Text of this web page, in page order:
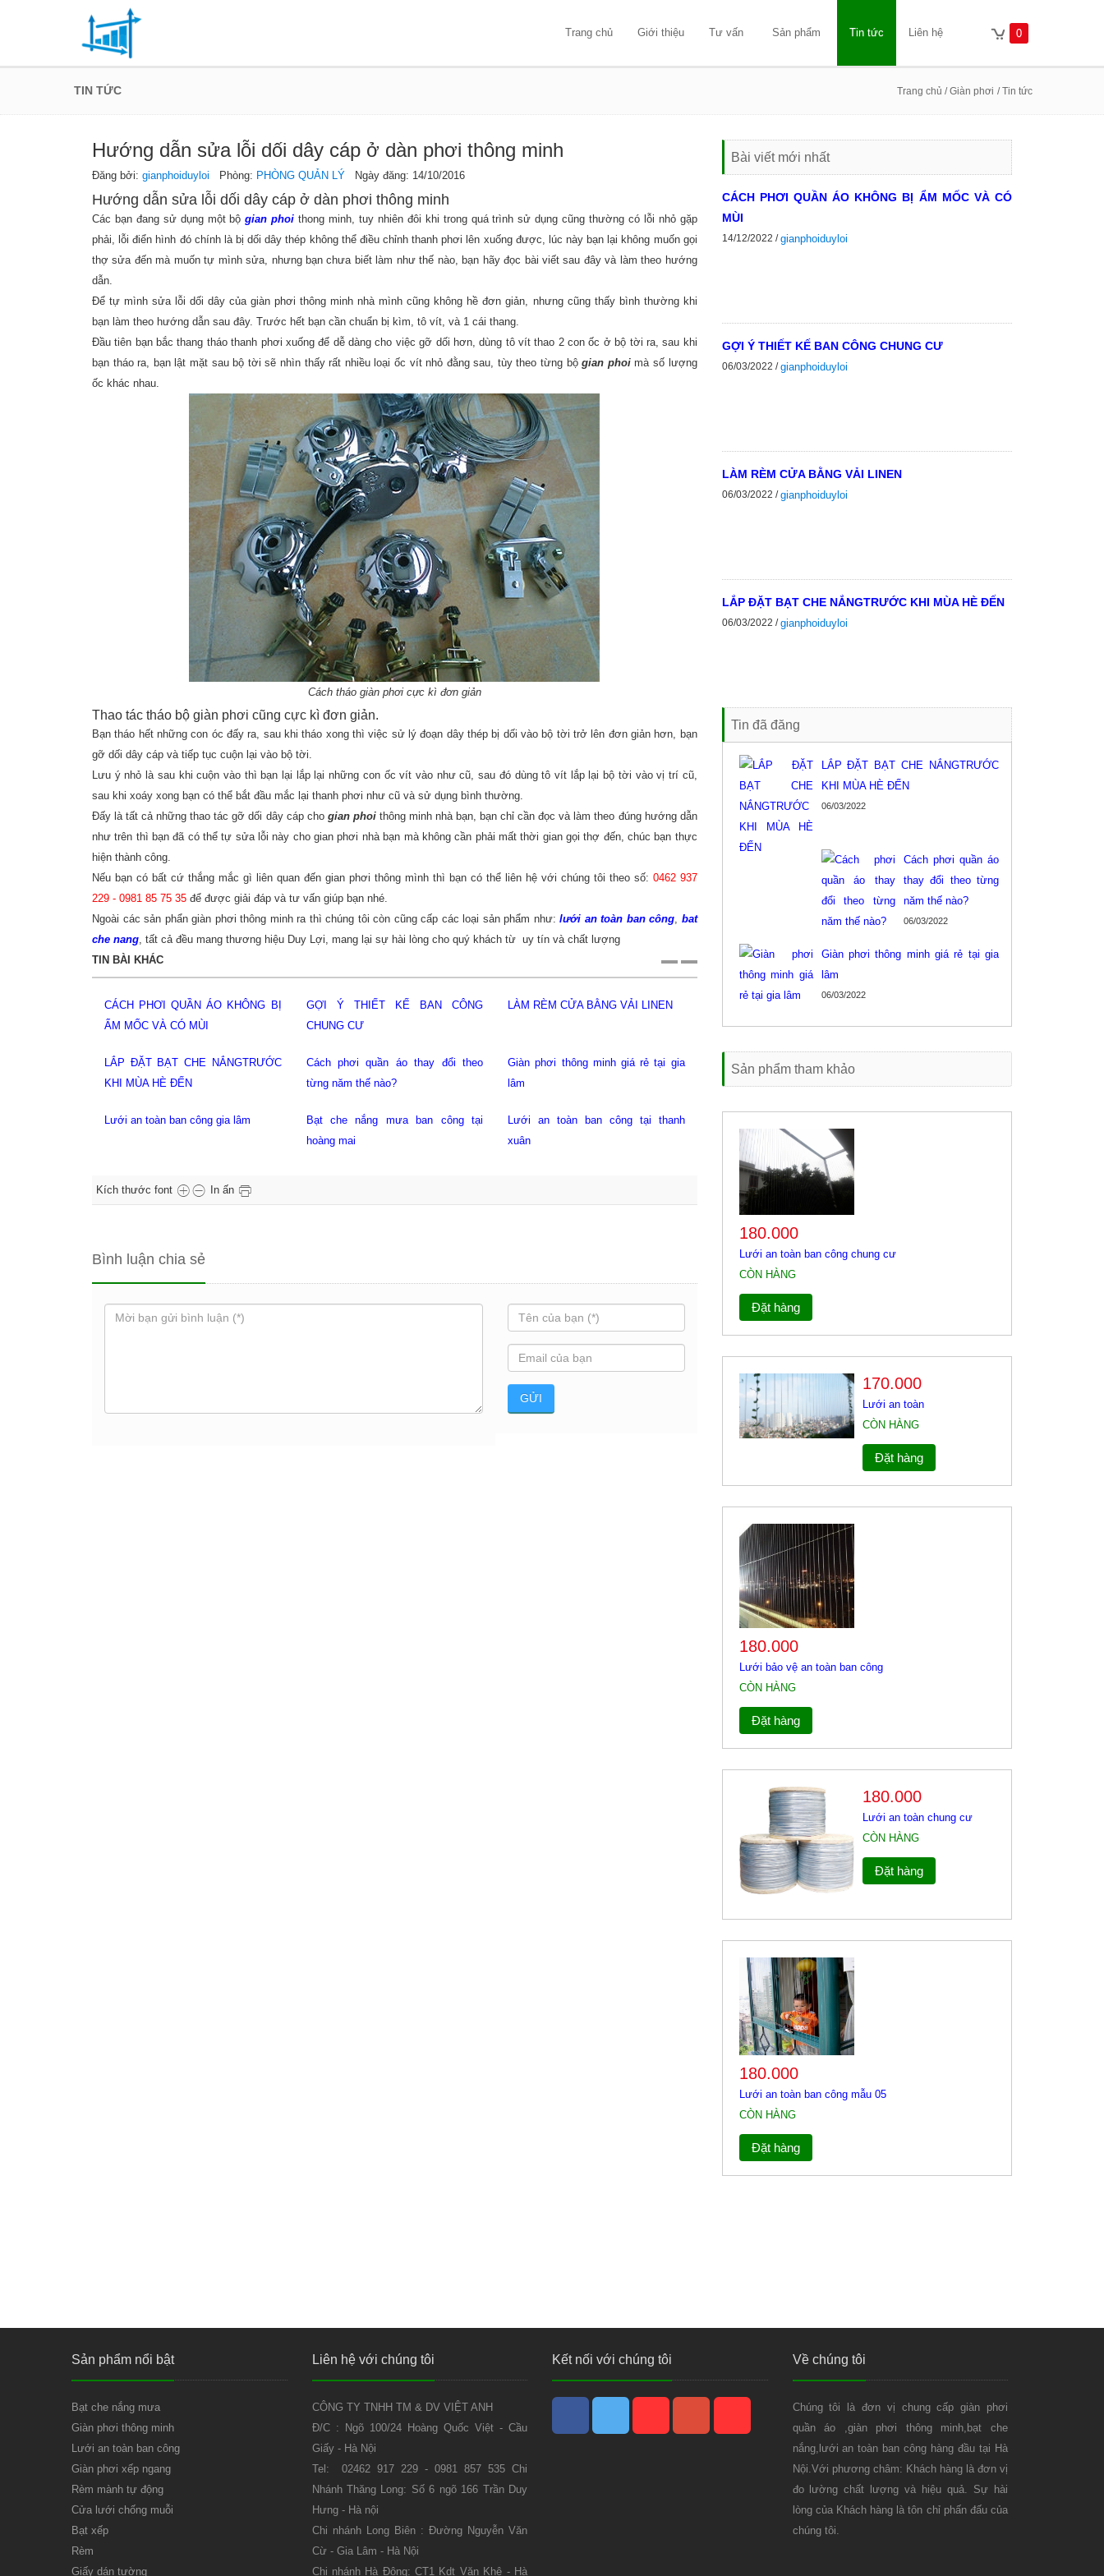
Trang chủ Giới thiệu Tư vấn Sản phẩm Tin tức Liên hệ 0
Trang chủ / Giàn phơi / Tin tức
TIN TỨC
Hướng dẫn sửa lỗi dối dây cáp ở dàn phơi thông minh
Đăng bởi: gianphoiduyloi Phòng: PHÒNG QUẢN LÝ Ngày đăng: 14/10/2016
Hướng dẫn sửa lỗi dối dây cáp ở dàn phơi thông minh
Các bạn đang sử dụng một bộgian phoi thong minh, tuy nhiên đôi khi trong quá trình sử dụng cũng thường có lỗi nhỏ gặp
phải, lỗi điển hình đó chính là bị dối dây thép không thể điều chỉnh thanh phơi lên xuống được, lúc này bạn lại không muốn gọi
thợ sửa đến mà muốn tự mình sửa, nhưng bạn chưa biết làm như thế nào, bạn hãy đọc bài viết sau đây và làm theo hướng
dẫn.
Để tự mình sửa lỗi dối dây của giàn phơi thông minh nhà mình cũng không hề đơn giản, nhưng cũng thấy bình thường khi
bạn làm theo hướng dẫn sau đây. Trước hết bạn cần chuẩn bị kìm, tô vít, và 1 cái thang.
Đầu tiên bạn bắc thang tháo thanh phơi xuống để dễ dàng cho việc gỡ dối hơn, dùng tô vít thao 2 con ốc ở bộ tời ra, sau khi
bạn tháo ra, bạn lật mặt sau bộ tời sẽ nhìn thấy rất nhiều loại ốc vít nhỏ đằng sau, tùy theo từng bộgian phoimà số lượng
ốc khác nhau.
Cách tháo giàn phơi cực kì đơn giản
Thao tác tháo bộ giàn phơi cũng cực kì đơn giản.
Bạn tháo hết những con óc đấy ra, sau khi tháo xong thì việc sử lý đoạn dây thép bị dối vào bộ tời trở lên đơn giản hơn, bạn
gỡ dối dây cáp và tiếp tục cuộn lại vào bộ tời.
Lưu ý nhỏ là sau khi cuộn vào thì bạn lại lắp lại những con ốc vít vào như cũ, sau đó dùng tô vít lắp lại bộ tời vào vị trí cũ,
sau khi xoáy xong bạn có thể bắt đầu mắc lại thanh phơi như cũ và sử dụng bình thường.
Đấy là tất cả những thao tác gỡ dối dây cáp cho gian phoithông minh nhà bạn, bạn chỉ cần đọc và làm theo đúng hướng dẫn
như trên thì bạn đã có thể tự sửa lỗi này cho gian phơi nhà bạn mà không cần phải mất thời gian gọi thợ đến, chúc bạn thực
hiện thành công.
Nếu bạn có bất cứ thắng mắc gì liên quan đến gian phơi thông mình thì bạn có thể liên hệ với chúng tôi theo số: 0462 937
229 - 0981 85 75 35 để được giải đáp và tư vấn giúp bạn nhé.
Ngoài các sản phẩn giàn phơi thông minh ra thì chúng tôi còn cũng cấp các loại sản phẩm như: lưới an toàn ban công, bat
che nang, tất cả đều mang thương hiệu Duy Lợi, mang lại sự hài lòng cho quý khách từ uy tín và chất lượng
TIN BÀI KHÁC
GỢI Ý THIẾT KẾ BAN CÔNG
CHUNG CƯ
LÀM RÈM CỬA BẰNG VẢI LINEN
Cách phơi quần áo thay đổi theo
từng năm thế nào?
Giàn phơi thông minh giá rẻ tại gia
lâm
Bạt che nắng mưa ban công tại
Lưới an toàn ban công tại thanh
xuân
Giàn phơi thông minh tại cầu giấy Lưới an toàn ban công tại cầu giấy
hoàng mai
mai
Kích thước font In ấn
Bình luận chia sẻ
Bài viết mới nhất
CÁCH PHƠI QUẦN ÁO KHÔNG BỊ ẨM MỐC VÀ CÓ
MÙI
14/12/2022 /gianphoiduyloi
GỢI Ý THIẾT KẾ BAN CÔNG CHUNG CƯ
06/03/2022 /gianphoiduyloi
LÀM RÈM CỬA BẰNG VẢI LINEN
06/03/2022 /gianphoiduyloi
LẮP ĐẶT BẠT CHE NẮNGTRƯỚC KHI MÙA HÈ ĐẾN
06/03/2022 /gianphoiduyloi
Tin đã đăng
LẮP ĐẶT BẠT CHE NẮNGTRƯỚC
KHI MÙA HÈ ĐẾN
06/03/2022
Cách phơi quần áo
thay đổi theo từng
năm thế nào?
06/03/2022
Giàn phơi thông minh giá rẻ tại gia
lâm
06/03/2022
Sản phẩm tham khảo
180.000
Lưới an toàn ban công chung cư
CÒN HÀNG
Đặt hàng
170.000
Lưới an toàn
CÒN HÀNG
Đặt hàng
180.000
Lưới bảo vệ an toàn ban công
CÒN HÀNG
Đặt hàng
180.000
Lưới an toàn chung cư
CÒN HÀNG
Đặt hàng
180.000
Lưới an toàn ban công mẫu 05
CÒN HÀNG
Đặt hàng
Sản phẩm nổi bật
Bạt che nắng mưa
Giàn phơi thông minh
Lưới an toàn ban công
Giàn phơi xếp ngang
Rèm mành tự động
Cửa lưới chống muỗi
Bạt xếp
Rèm
Giấy dán tường
Liên hệ với chúng tôi
CÔNG TY TNHH TM & DV VIỆT ANH
Đ/C : Ngõ 100/24 Hoàng Quốc Việt - Cầu
Giấy - Hà Nội
Tel: 02462 917 229 - 0981 857 535 Chi
Nhánh Thăng Long: Số 6 ngõ 166 Trần Duy
Hưng - Hà nội
Chi nhánh Long Biên : Đường Nguyễn Văn
Cừ - Gia Lâm - Hà Nội
Chi nhánh Hà Đông: CT1 Kdt Văn Khê - Hà
Kết nối với chúng tôi Về chúng tôi
Chúng tôi là đơn vị chung cấp giàn phơi
quần áo ,giàn phơi thông minh,bạt che
nắng,lưới an toàn ban công hàng đầu tại Hà
Nội.Với phương châm: Khách hàng là đơn vị
đo lường chất lượng và hiệu quả. Sự hài
lòng của Khách hàng là tôn chỉ phấn đấu của
chúng tôi.